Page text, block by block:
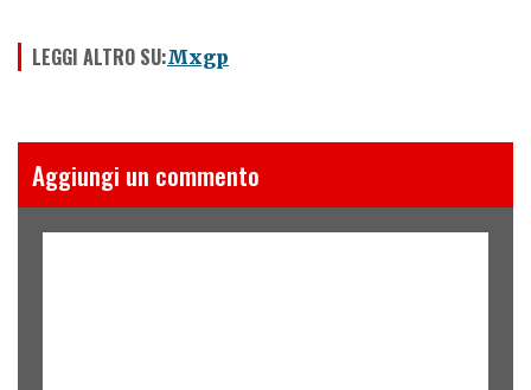
LEGGI ALTRO SU:Mxgp
Aggiungi un commento